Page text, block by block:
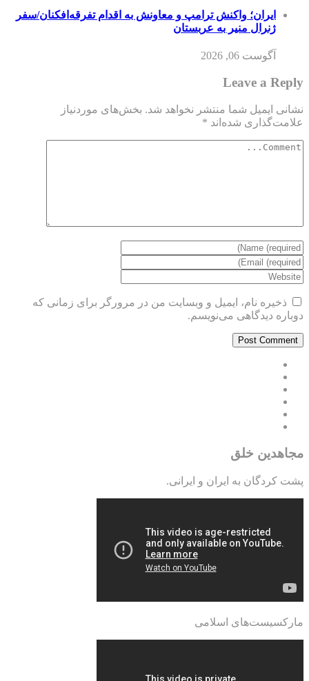
ایران؛ واکنش ترامپ و معاونش به اقدام تفرقه‌افکنان/سفر
ژنرال منیر به عربستان
آگوست 06, 2026
Leave a Reply
نشانی ایمیل شما منتشر نخواهد شد. بخش‌های موردنیاز
علامت‌گذاری شده‌اند *
ذخیره نام، ایمیل و وبسایت من در مرورگر برای زمانی که
دوباره دیدگاهی می‌نویسم.
مجاهدین خلق
پشت کردگان به ایران و ایرانی.
مارکسیست‌های اسلامی